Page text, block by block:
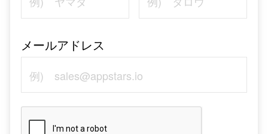
メールアドレス